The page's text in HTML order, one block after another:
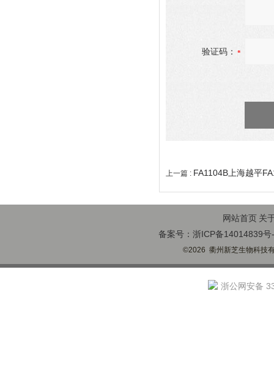
验证码：
上一篇 : FA1104B上海越平
网站首页 关
备案号：浙ICP备14014839号
©2026 衢州新芝生物科技
浙公网安备